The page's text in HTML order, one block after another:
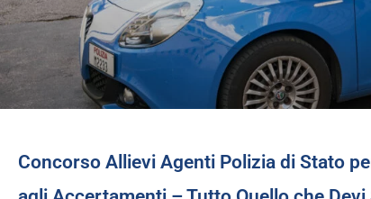
Concorso Allievi Agenti Polizia di Stato